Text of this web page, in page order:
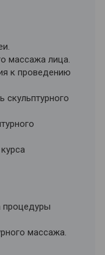
массажа лица.
к проведению
скульптурного
процедуры
массажа.